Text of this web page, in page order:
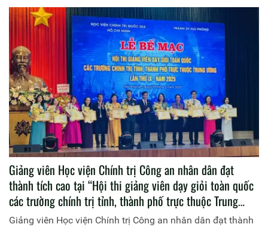
Giảng viên Học viện Chính trị Công an nhân dân đạt
thành tích cao tại “Hội thi giảng viên dạy giỏi toàn quốc
các trường chính trị tỉnh, thành phố trực thuộc Trung
ương lần thứ IX - năm 2025”
Giảng viên Học viện Chính trị Công an nhân dân đạt thành